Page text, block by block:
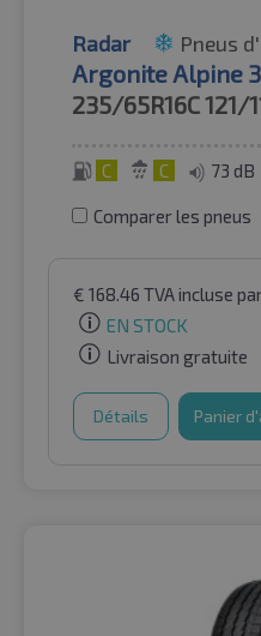
Radar Pneus
Argonite Alpine
235/65R16C121/
C C 73 dB
Comparer les pneus
€ 168.46 TVA incluse
EN STOCK
Livraison gratuite
Détails Panier